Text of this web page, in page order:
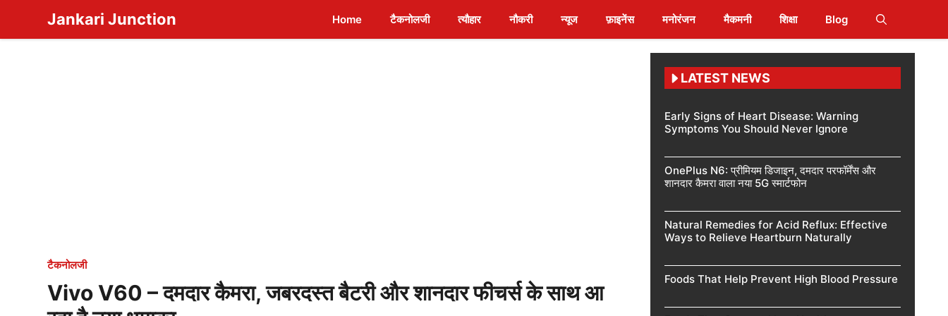
content
Jankari Junction Home टैकनोलजी त्यौहार नौकरी न्यूज फ़ाइनेंस मनोरंजन मैकमनी शिक्षा Blog
टैकनोलजी
Vivo V60 – दमदार कैमरा, जबरदस्त बैटरी और शानदार फीचर्स के साथ आ
LATEST NEWS
Early Signs of Heart Disease: Warning
Symptoms You Should Never Ignore
OnePlus N6: प्रीमियम डिजाइन, दमदार परफॉर्मेंस और
शानदार कैमरा वाला नया 5G स्मार्टफोन
Natural Remedies for Acid Reflux: Effective
Ways to Relieve Heartburn Naturally
Foods That Help Prevent High Blood Pressure